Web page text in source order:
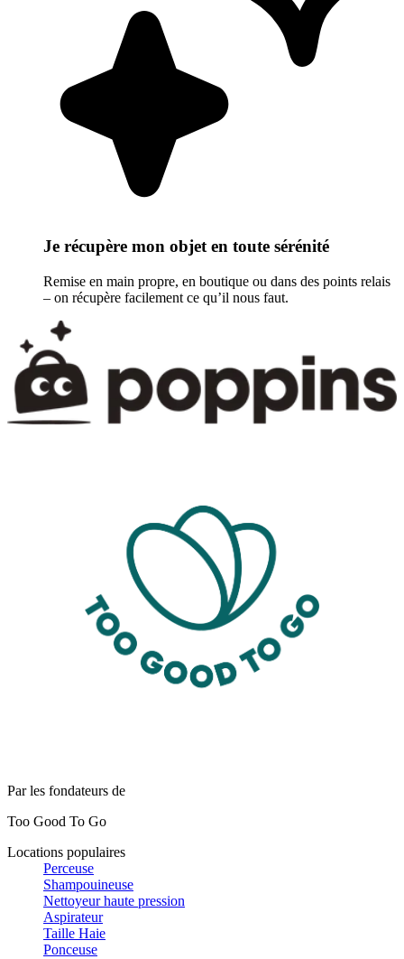
Je récupère mon objet en toute sérénité
Remise en main propre, en boutique ou dans des points relais
– on récupère facilement ce qu’il nous faut.
Par les fondateurs de
Too Good To Go
Locations populaires
Perceuse
Shampouineuse
Nettoyeur haute pression
Aspirateur
Taille Haie
Ponceuse